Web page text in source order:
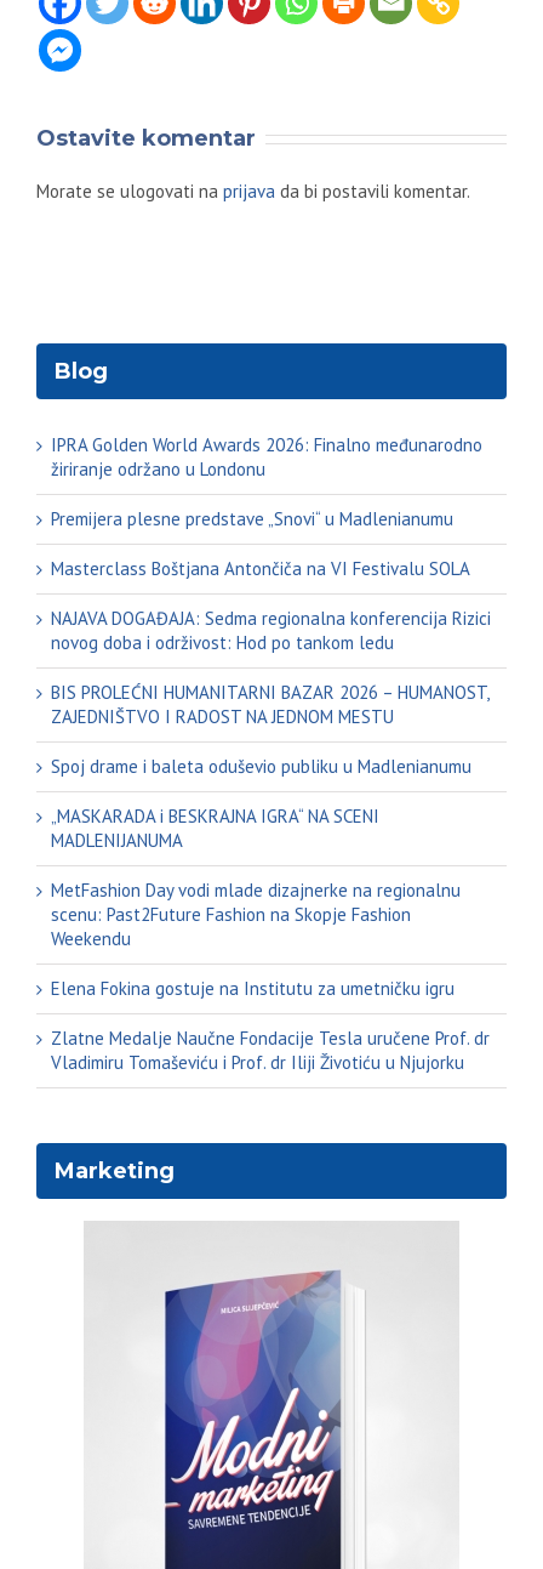
Ostavite komentar
Morate se ulogovati na prijava da bi postavili komentar.
Blog
IPRA Golden World Awards 2026: Finalno međunarodno
žiriranje održano u Londonu
Premijera plesne predstave „Snovi“ u Madlenianumu
Masterclass Boštjana Antončiča na VI Festivalu SOLA
NAJAVA DOGAĐAJA: Sedma regionalna konferencija Rizici
novog doba i održivost: Hod po tankom ledu
BIS PROLEĆNI HUMANITARNI BAZAR 2026 – HUMANOST,
ZAJEDNIŠTVO I RADOST NA JEDNOM MESTU
Spoj drame i baleta oduševio publiku u Madlenianumu
„MASKARADA i BESKRAJNA IGRA“ NA SCENI
MADLENIJANUMA
MetFashion Day vodi mlade dizajnerke na regionalnu
scenu: Past2Future Fashion na Skopje Fashion
Weekendu
Elena Fokina gostuje na Institutu za umetničku igru
Zlatne Medalje Naučne Fondacije Tesla uručene Prof. dr
Vladimiru Tomaševiću i Prof. dr Iliji Životiću u Njujorku
Marketing